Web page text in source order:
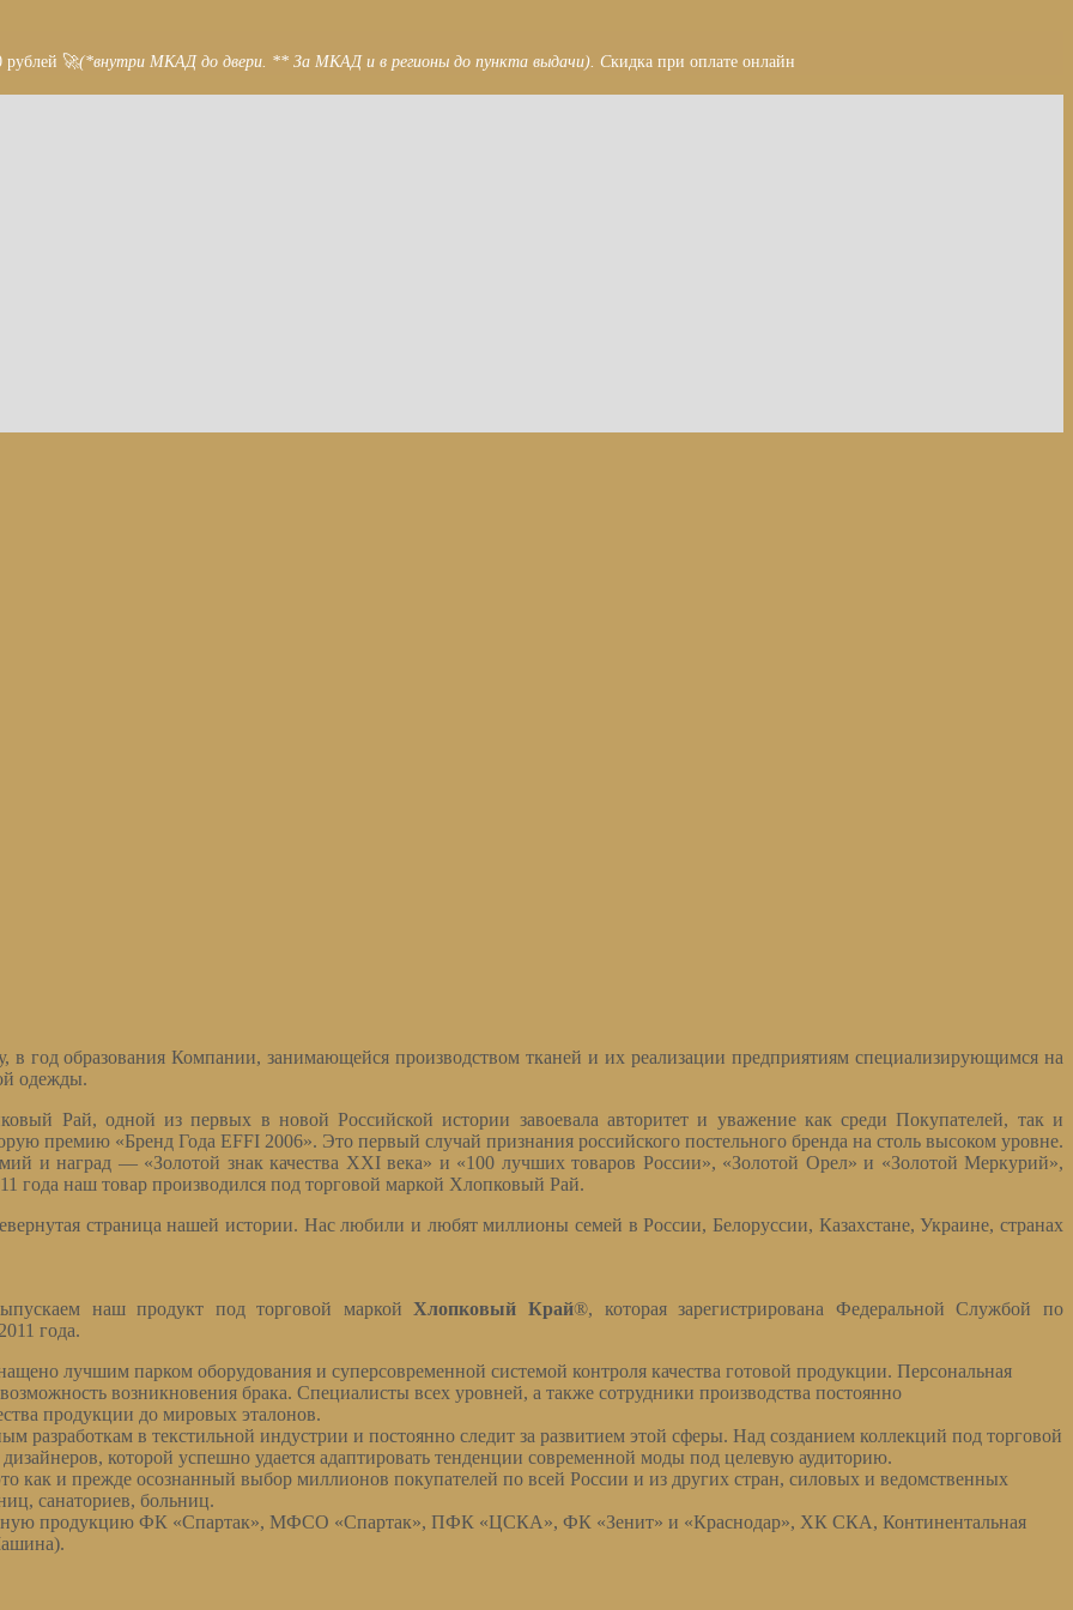
рублей 🚀(*внутри МКАД до двери. ** За МКАД и в регионы до пункта выдачи). Скидка при оплате онлайн
в год образования Компании, занимающейся производством тканей и их реализации предприятиям специализирующимся на
одежды.
Рай, одной из первых в новой Российской истории завоевала авторитет и уважение как среди Покупателей, так и
премию «Бренд Года EFFI 2006». Это первый случай признания российского постельного бренда на столь высоком уровне.
и наград — «Золотой знак качества ХХI века» и «100 лучших товаров России», «Золотой Орел» и «Золотой Меркурий»,
года наш товар производился под торговой маркой Хлопковый Рай.
страница нашей истории. Нас любили и любят миллионы семей в России, Белоруссии, Казахстане, Украине, странах
наш продукт под торговой маркойХлопковый Край®, которая зарегистрирована Федеральной Службой по
года.
лучшим парком оборудования и суперсовременной системой контроля качества готовой продукции. Персональная
возникновения брака. Специалисты всех уровней, а также сотрудники производства постоянно
продукции до мировых эталонов.
в текстильной индустрии и постоянно следит за развитием этой сферы. Над созданием коллекций под торговой
которой успешно удается адаптировать тенденции современной моды под целевую аудиторию.
и прежде осознанный выбор миллионов покупателей по всей России и из других стран, силовых и ведомственных
санаториев, больниц.
продукцию ФК «Спартак», МФСО «Спартак», ПФК «ЦСКА», ФК «Зенит» и «Краснодар», ХК СКА, Континентальная